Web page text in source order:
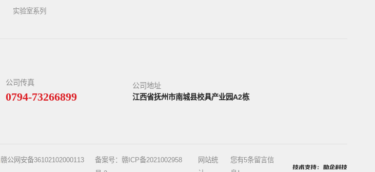
实验室系列
公司传真
0794-73266899
公司地址
江西省抚州市南城县校具产业园A2栋
赣公网安备36102102000113
备案号： 赣ICP备2021002958
网站统
您有5条留言信